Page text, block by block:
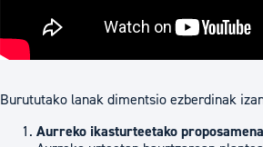
Burututako lanak dimentsio ezberdinak
Aurreko ikasturteetako